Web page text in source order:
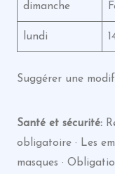
dimanche
lundi
Suggérer une
Santé et sécurité:
obligatoire · Les
masques ·